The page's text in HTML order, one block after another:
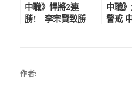
中職》悍將2連
勝! 李宗賢致勝
中職
警戒
作者: